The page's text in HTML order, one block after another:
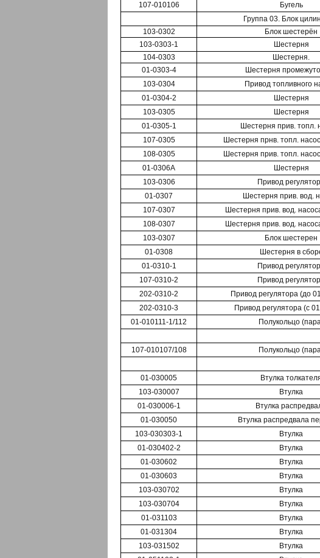
107-010106
Бугель
Группа 03. Блок
103-0302
Блок шестерён
103-0303-1
Шестерня
104-0303
Шестерня.
01-0303-4
Шестерня
103-0304
Привод топливного
01-0304-2
Шестерня
103-0305
Шестерня
01-0305-1
Шестерня прив. топл.
107-0305
Шестерня прнв. топл.
108-0305
Шестерня прив. топл.
01-0306A
Шестерня
103-0306
Привод
01-0307
Шестерня прив. вод.
107-0307
Шестерня прив. вод.
108-0307
Шестерня прив. вод.
103-0307
Блок шестерен
01-0308
Шестерня в
01-0310-1
Привод
107-0310-2
Привод
202-0310-2
Привод регулятора (до
202-0310-3
Привод регулятора (с
01-010111-1/112
Полукольцо
107-010107/108 Полукольцо
01-030005
Втулка
103-030007
Втулка
01-030006-1
Втулка
01-030050
Втулка распредвала
103-030303-1
Втулка
01-030402-2
Втулка
01-030602
Втулка
01-030603
Втулка
103-030702
Втулка
103-030704
Втулка
01-031103
Втулка
01-031304
Втулка
103-031502
Втулка